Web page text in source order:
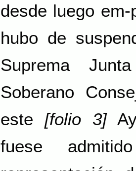
desde luego
hubo de
Suprema
Soberano
este [folio 3]
fuese